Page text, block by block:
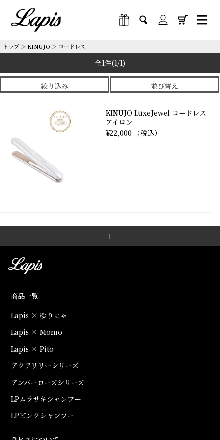
トップ ＞ KINUJO ＞ コードレス
全1件(1/1)
絞り込み 並び替え
KINUJO LuxeJewel コードレス
アイロン
¥22,000 （税込）
1
商品一覧
Lapis × ゆりにゃ
Lapis × Momo
Lapis × Pito
アクアリリーシリーズ
アンバーローズシリーズ
LPムラサキシャンプー
LPピンクシャンプー